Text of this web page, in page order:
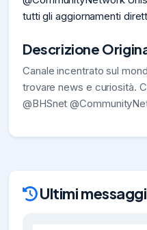
tutti gli aggiornamenti
Descrizione
Canale incentrato sul
trovare news e curiosità.
@BHSnet
Ultimi messaggi